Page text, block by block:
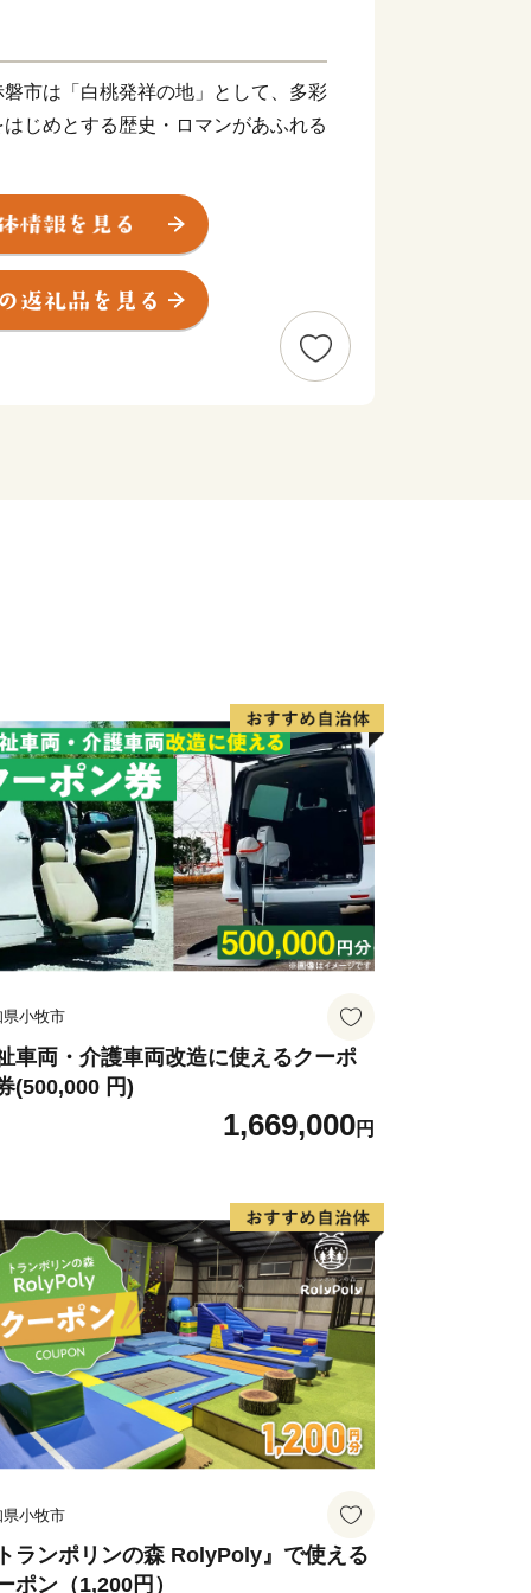
市は「白桃発祥の地」として、多彩
じめとする歴史・ロマンがあふれる
来”へつなぎ、すべての人が健康で
せるまちを創りたい。こんな夢を実
体となったまちづくりを推進してい
小牧市
車両・介護車両改造に使えるクーポ
(500,000 円)
1,669,000円
小牧市
ランポリンの森 RolyPoly』で使える
ポン（1,200円）